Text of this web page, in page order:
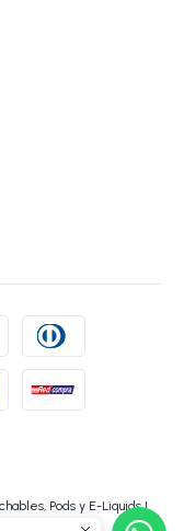
Pods y E-Liquids |